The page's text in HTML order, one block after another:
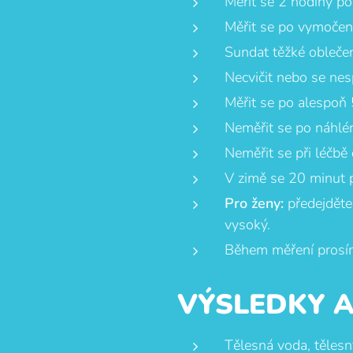
Měřit se po
Sundat těžké
Necvičit nebo se
Měřit se po
Neměřit se po
Neměřit se při léčbě
V zimě se 20 minut
Pro ženy:
vysoký.
Během měření
VÝSLEDKY
Tělesná voda,